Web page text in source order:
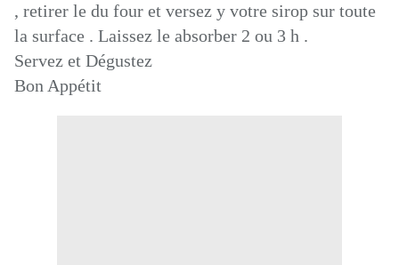
, retirer le du four et versez y votre sirop sur toute
la surface . Laissez le absorber 2 ou 3 h .
Servez et Dégustez
Bon Appétit